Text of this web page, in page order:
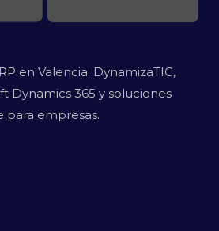
en Valencia. DynamizaTIC,
Dynamics 365 y soluciones
para empresas.